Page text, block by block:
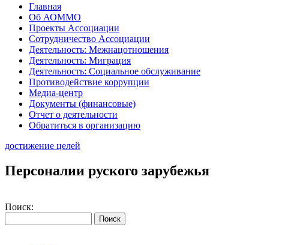
Главная
Об АОММО
Проекты Ассоциации
Сотрудничество Ассоциации
Деятельность: Межнацотношения
Деятельность: Миграция
Деятельность: Социальное обслуживание
Противодействие коррупции
Медиа-центр
Документы (финансовые)
Отчет о деятельности
Обратиться в организацию
достижение целей
Персоналии руского зарубежья
Поиск: